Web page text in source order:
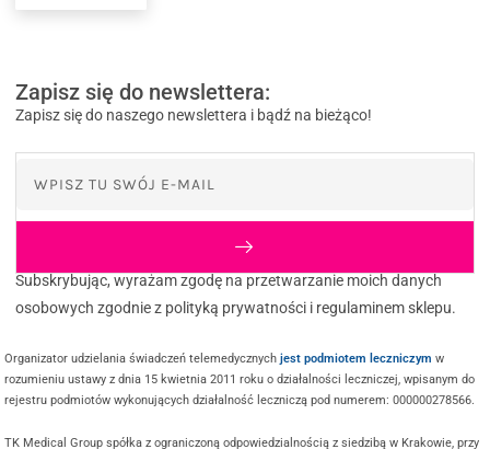
Zapisz się do newslettera:
Zapisz się do naszego newslettera i bądź na bieżąco!
Subskrybując, wyrażam zgodę na przetwarzanie moich danych
osobowych zgodnie z polityką prywatności i regulaminem sklepu.
Organizator udzielania świadczeń telemedycznychjest podmiotem leczniczym w
rozumieniu ustawy z dnia 15 kwietnia 2011 roku o działalności leczniczej, wpisanym do
rejestru podmiotów wykonujących działalność leczniczą pod numerem: 000000278566.
TK Medical Group spółka z ograniczoną odpowiedzialnością z siedzibą w Krakowie, przy